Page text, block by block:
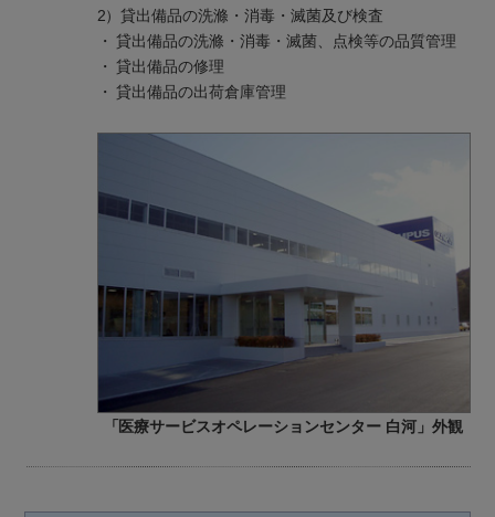
2）貸出備品の洗滌・消毒・滅菌及び検査
・ 貸出備品の洗滌・消毒・滅菌、点検等の品質管理
・ 貸出備品の修理
・ 貸出備品の出荷倉庫管理
「医療サービスオペレーションセンター 白河」外観